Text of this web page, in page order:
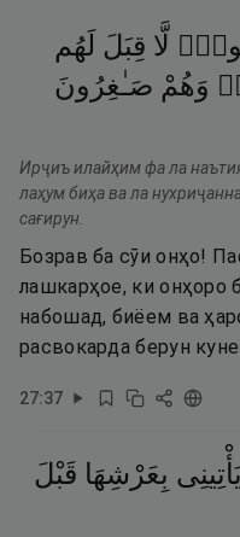
لَّا قِبَلَ لَهُم
وَهُمْ صَـٰغِرُونَ
Ирҷиъ илайҳим фа ла
лаҳум биҳа ва ла
сағирун.
Бозрав ба сӯи онҳо!
лашкарҳое, ки онҳоро
набошад, биёем ва
расвокарда берун
27:37
بِعَرْشِهَا قَبْلَ